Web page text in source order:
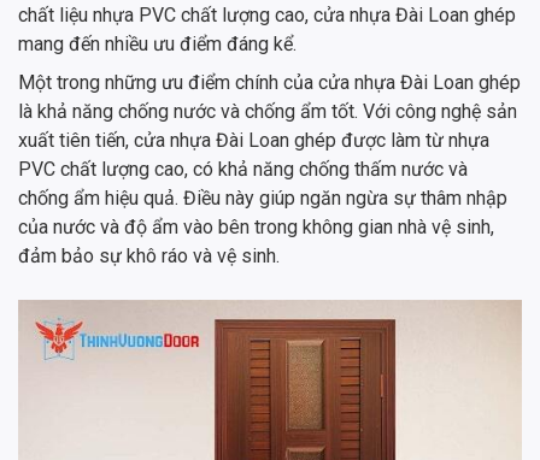
chất liệu nhựa PVC chất lượng cao, cửa nhựa Đài Loan ghép
mang đến nhiều ưu điểm đáng kể.
Một trong những ưu điểm chính của cửa nhựa Đài Loan ghép
là khả năng chống nước và chống ẩm tốt. Với công nghệ sản
xuất tiên tiến, cửa nhựa Đài Loan ghép được làm từ nhựa
PVC chất lượng cao, có khả năng chống thấm nước và
chống ẩm hiệu quả. Điều này giúp ngăn ngừa sự thâm nhập
của nước và độ ẩm vào bên trong không gian nhà vệ sinh,
đảm bảo sự khô ráo và vệ sinh.